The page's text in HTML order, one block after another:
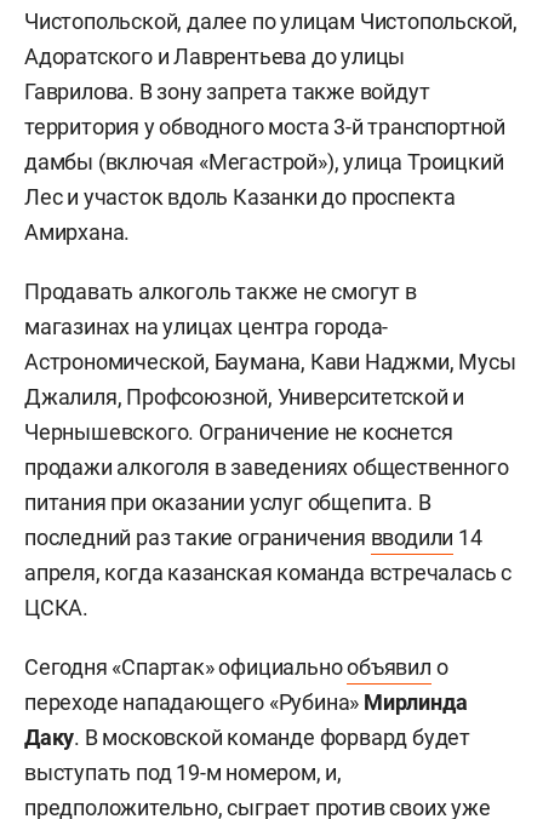
Чистопольской, далее по улицам Чистопольской,
Адоратского и Лаврентьева до улицы
Гаврилова. В зону запрета также войдут
территория у обводного моста 3-й транспортной
дамбы (включая «Мегастрой»), улица Троицкий
Лес и участок вдоль Казанки до проспекта
Амирхана.
Продавать алкоголь также не смогут в
магазинах на улицах центра города-
Астрономической, Баумана, Кави Наджми, Мусы
Джалиля, Профсоюзной, Университетской и
Чернышевского. Ограничение не коснется
продажи алкоголя в заведениях общественного
питания при оказании услуг общепита. В
последний раз такие ограничения вводили 14
апреля, когда казанская команда встречалась с
ЦСКА.
Сегодня «Спартак» официальнообъявил о
переходе нападающего «Рубина» Мирлинда
Даку. В московской команде форвард будет
выступать под 19-м номером, и,
предположительно, сыграет против своих уже